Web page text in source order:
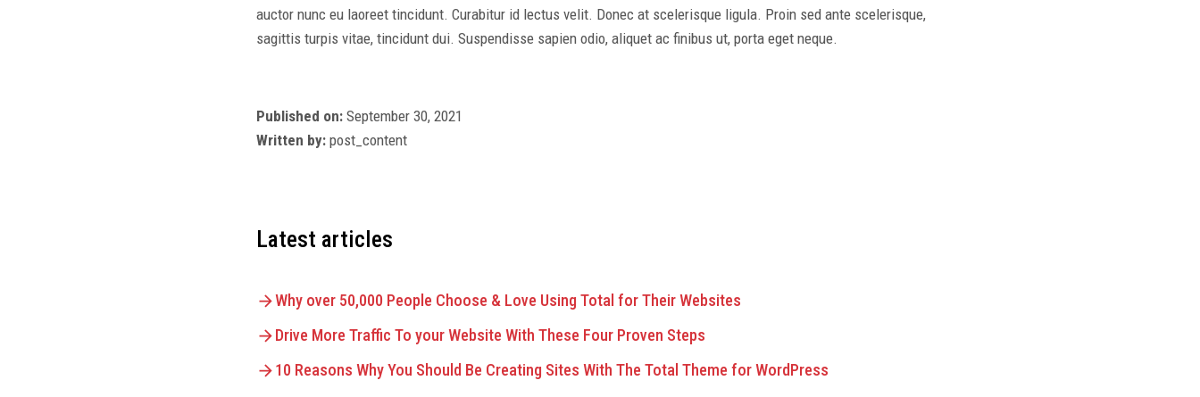
auctor nunc eu laoreet tincidunt. Curabitur id lectus velit. Donec at scelerisque ligula. Proin sed ante scelerisque,
sagittis turpis vitae, tincidunt dui. Suspendisse sapien odio, aliquet ac finibus ut, porta eget neque.
Published on: September 30, 2021
Written by: post_content
Latest articles
Why over 50,000 People Choose & Love Using Total for Their Websites
Drive More Traffic To your Website With These Four Proven Steps
10 Reasons Why You Should Be Creating Sites With The Total Theme for WordPress